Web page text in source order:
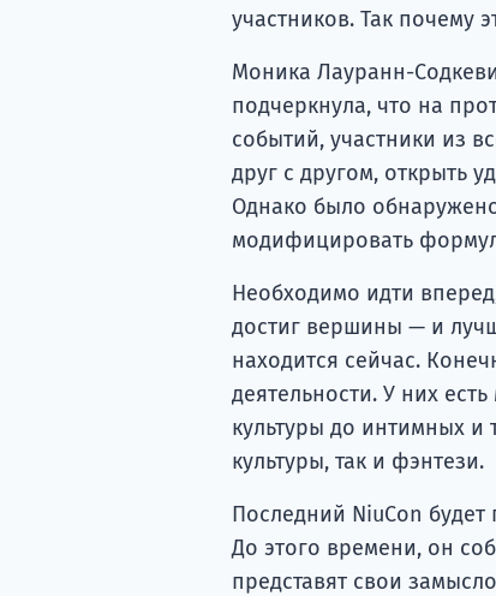
участников. Так почему
Моника Лауранн-
подчеркнула, что на
событий, участники из
друг с другом, открыть
Однако было
модифицировать
Необходимо идти
достиг вершины — и
находится сейчас.
деятельности. У них
культуры до интимных и
культуры, так и фэнтези.
Последний NiuCon
До этого времени, он
представят свои